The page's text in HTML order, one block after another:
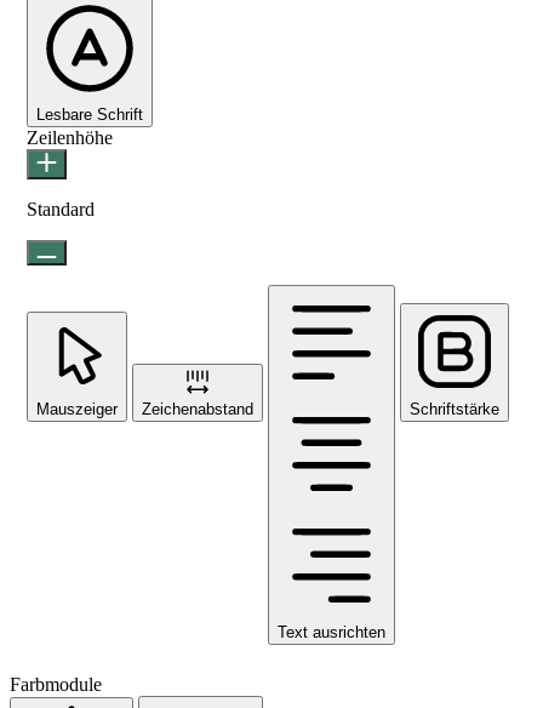
Lesbare Schrift
Zeilenhöhe
Standard
Mauszeiger Zeichenabstand
Text ausrichten
Schriftstärke
Farbmodule